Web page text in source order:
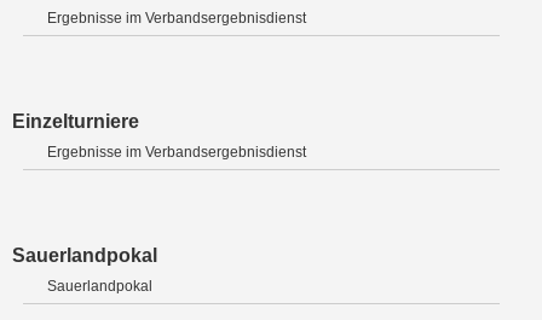
Ergebnisse im Verbandsergebnisdienst
Einzelturniere
Ergebnisse im Verbandsergebnisdienst
Sauerlandpokal
Sauerlandpokal